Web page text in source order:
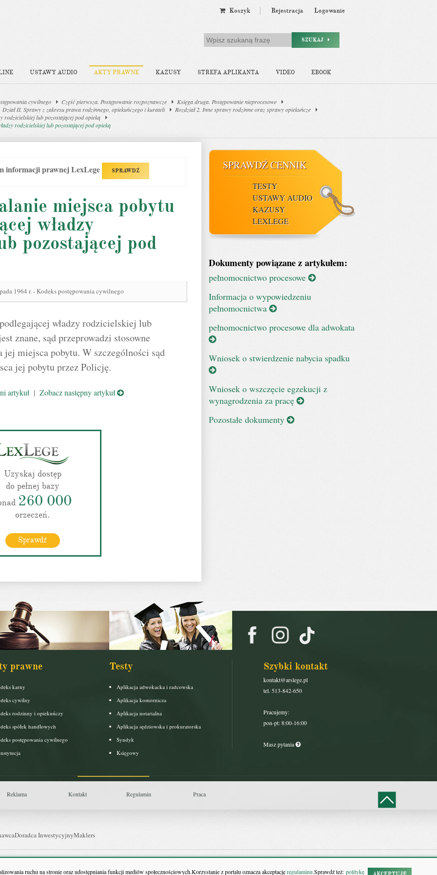
ruchu na stronie oraz udostępniania funkcji mediów społecznościowych.Korzystanie z portalu oznacza akceptacjęregulaminu.Sprawdź też: politykę
Koszyk Rejestracja Logowanie
SZUKAJ
USTAWY AUDIO AKTY PRAWNE KAZUSY STREFA APLIKANTA VIDEO EBOOK
cywilnego Część pierwsza. Postępowanie rozpoznawcze
Księga druga. Postępowanie nieprocesowe
Dział II. Sprawy z zakresu prawa rodzinnego, opiekuńczego i kurateli
Rozdział 2. Inne sprawy rodzinne oraz sprawy opiekuńcze
rodzicielskiej lub pozostającej pod opieką
rodzicielskiej lub pozostającej pod opieką
informacji prawnej LexLege SPRAWDŹ
miejsca pobytu
władzy
pozostającej pod
1964 r. - Kodeks postępowania cywilnego
władzy rodzicielskiej lub
znane, sąd przeprowadzi stosowne
jej miejsca pobytu. W szczególności sąd
jej pobytu przez Policję.
artykuł| Zobacz następny artykuł
Uzyskaj dostęp
do pełnej bazy
260 000
orzeczeń.
Sprawdź
SPRAWDŹ CENNIK
TESTY
USTAWY AUDIO
KAZUSY
LEXLEGE
Dokumenty powiązane z artykułem:
pełnomocnictwo procesowe
Informacja o wypowiedzeniu
pełnomocnictwa
pełnomocnictwo procesowe dla adwokata
Wniosek o stwierdzenie nabycia spadku
Wniosek o wszczęcie egzekucji z
wynagrodzenia za pracę
Pozostałe dokumenty
prawne
karny
cywilny
rodzinny i opiekuńczy
spółek handlowych
postępowania cywilnego
Testy
Aplikacja adwokacka i radcowska
Aplikacja komornicza
Aplikacja notarialna
Aplikacja sędziowska i prokuratorska
Syndyk
Księgowy
Szybki kontakt
kontakt@arslege.pl
tel. 513-842-650
Pracujemy:
pon-pt: 8:00-16:00
Masz pytania
Reklama Kontakt Regulamin Praca
Doradca InwestycyjnyMaklers
FarmacjiPit.pl